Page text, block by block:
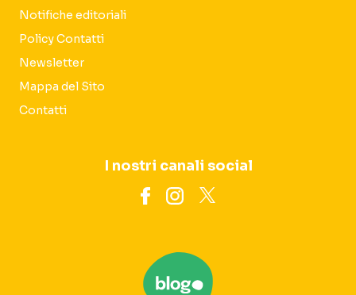
Notifiche editoriali
Policy Contatti
Newsletter
Mappa del Sito
Contatti
I nostri canali social